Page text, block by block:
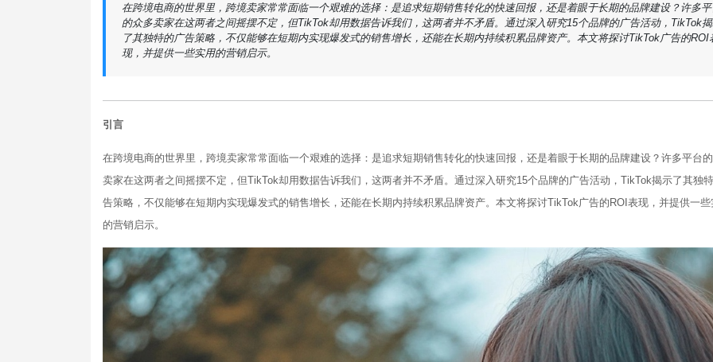
在跨境电商的世界里，跨境卖家常常面临一个艰难的选择：是追求短期销售转化的快速回报，还是着眼于长期的品牌建设？许多
的众多卖家在这两者之间摇摆不定，但TikTok却用数据告诉我们，这两者并不矛盾。通过深入研究15个品牌的广告活动，TikTok
了其独特的广告策略，不仅能够在短期内实现爆发式的销售增长，还能在长期内持续积累品牌资产。本文将探讨TikTok广告的ROI
现，并提供一些实用的营销启示。
引言
在跨境电商的世界里，跨境卖家常常面临一个艰难的选择：是追求短期销售转化的快速回报，还是着眼于长期的品牌建设？许多平台
卖家在这两者之间摇摆不定，但TikTok却用数据告诉我们，这两者并不矛盾。通过深入研究15个品牌的广告活动，TikTok揭示了其独
告策略，不仅能够在短期内实现爆发式的销售增长，还能在长期内持续积累品牌资产。本文将探讨TikTok广告的ROI表现，并提供一些
的营销启示。